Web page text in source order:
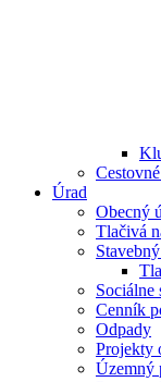
Úrad
Obecný
Tlačivá
Sociálne
Cenník
Odpady
Projekty
Územný